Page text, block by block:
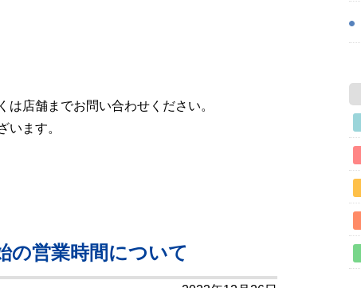
店舗までお問い合わせください。
います。
の営業時間について